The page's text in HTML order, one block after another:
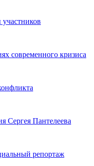
современного кризиса
Сергея Пантелеева
репортаж